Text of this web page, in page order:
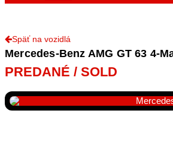
Späť na vozidlá
Mercedes-Benz AMG GT 63 4-
PREDANÉ / SOLD